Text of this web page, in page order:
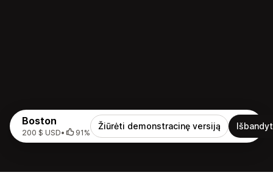
Boston
200 $ USD• 91%
Žiūrėti demonstracinę versiją